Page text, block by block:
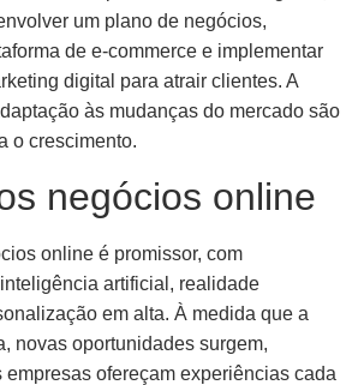
um plano de negócios,
de e-commerce e implementar
digital para atrair clientes. A
às mudanças do mercado são
o crescimento.
negócios online
online é promissor, com
artificial, realidade
em alta. À medida que a
novas oportunidades surgem,
empresas ofereçam experiências cada